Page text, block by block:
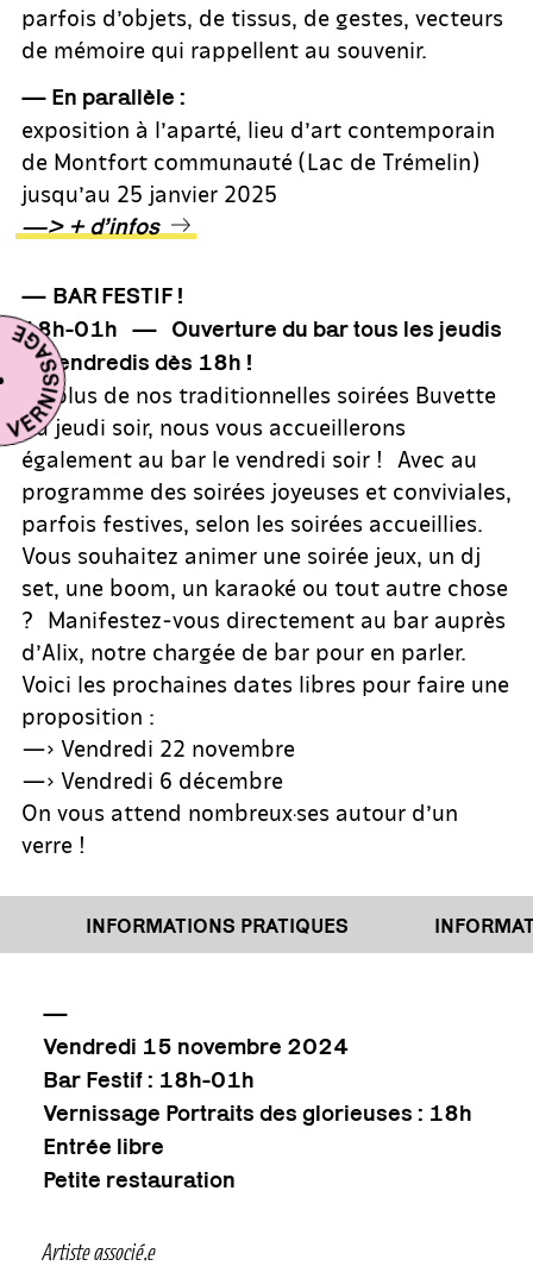
parfois d’objets, de tissus, de gestes, vecteurs
de mémoire qui rappellent au souvenir.
— En parallèle :
exposition à l’aparté, lieu d’art contemporain
de Montfort communauté (Lac de Trémelin)
jusqu’au 25 janvier 2025
—> + d’infos
— BAR FESTIF !
18h-01h — Ouverture du bar tous les jeudis
et vendredis dès 18h !
En plus de nos traditionnelles soirées Buvette
du jeudi soir, nous vous accueillerons
également au bar le vendredi soir ! Avec au
programme des soirées joyeuses et conviviales,
parfois festives, selon les soirées accueillies.
Vous souhaitez animer une soirée jeux, un dj
set, une boom, un karaoké ou tout autre chose
? Manifestez-vous directement au bar auprès
d’Alix, notre chargée de bar pour en parler.
Voici les prochaines dates libres pour faire une
proposition :
—> Vendredi 22 novembre
—> Vendredi 6 décembre
On vous attend nombreux·ses autour d’un
verre !
INFORMATIONS PRATIQUES
—
Vendredi 15 novembre 2024
Bar Festif : 18h-01h
Vernissage Portraits des glorieuses : 18h
Entrée libre
Petite restauration
Artiste associé.e